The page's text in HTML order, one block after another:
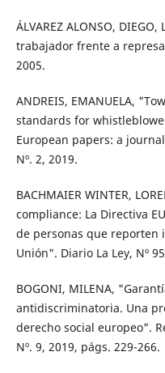
ÁLVAREZ ALONSO,
trabajador frente a
2005.
ANDREIS, EMANUELA,
standards for
European papers: a
Nº. 2, 2019.
BACHMAIER WINTER,
compliance: La Directiva
de personas que reporten
Unión". Diario La Ley, Nº
BOGONI, MILENA,
antidiscriminatoria. Una
derecho social europeo".
Nº. 9, 2019, págs. 229-266.